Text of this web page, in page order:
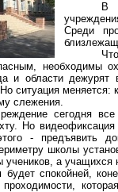
В
Среди
необходимы
и области
ситуация меняется:
слежения.
сегодня
Новидеофиксация
- предъявить
школы
а учащихся
будет спокойней,
проходимости,